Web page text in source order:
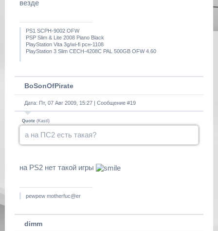
везде
PS1 SCPH-9002 OFW
PSP Slim & Lite 2008 Piano Black
PlayStation Vita 3g/wi-fi рсн-1108
PlayStation 3 Slim CECH-4208C PAL 500GB OFW 4.60
BoSonOfPirate
Дата: Пт, 07 Авг 2009, 15:27 | Сообщение #19
Quote (Kastl )
а на ПС2 есть такая?
на PS2 нет такой игры
pewpew motherfuc@er
dimm